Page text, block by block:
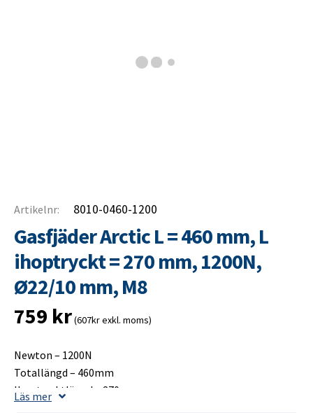
Artikelnr: 8010-0460-1200
Gasfjäder Arctic L = 460 mm, L
ihoptryckt = 270 mm, 1200N,
Ø22/10 mm, M8
759 kr(607kr exkl. moms)
Newton – 1200N
Totallängd – 460mm
Ihoptrycktlängd – 270mm
Läs mer